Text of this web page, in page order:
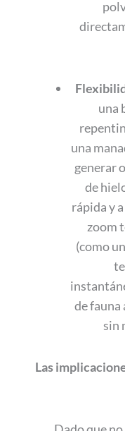
una
una
generar
de
rápida y
zoom
(como un
de fauna
sin
Las